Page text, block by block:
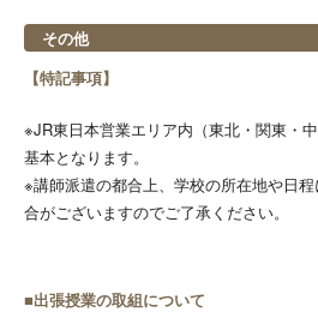
その他
【特記事項】
※JR東日本営業エリア内（東北・関東・
基本となります。
※講師派遣の都合上、学校の所在地や日
合がございますのでご了承ください。
■出張授業の取組について